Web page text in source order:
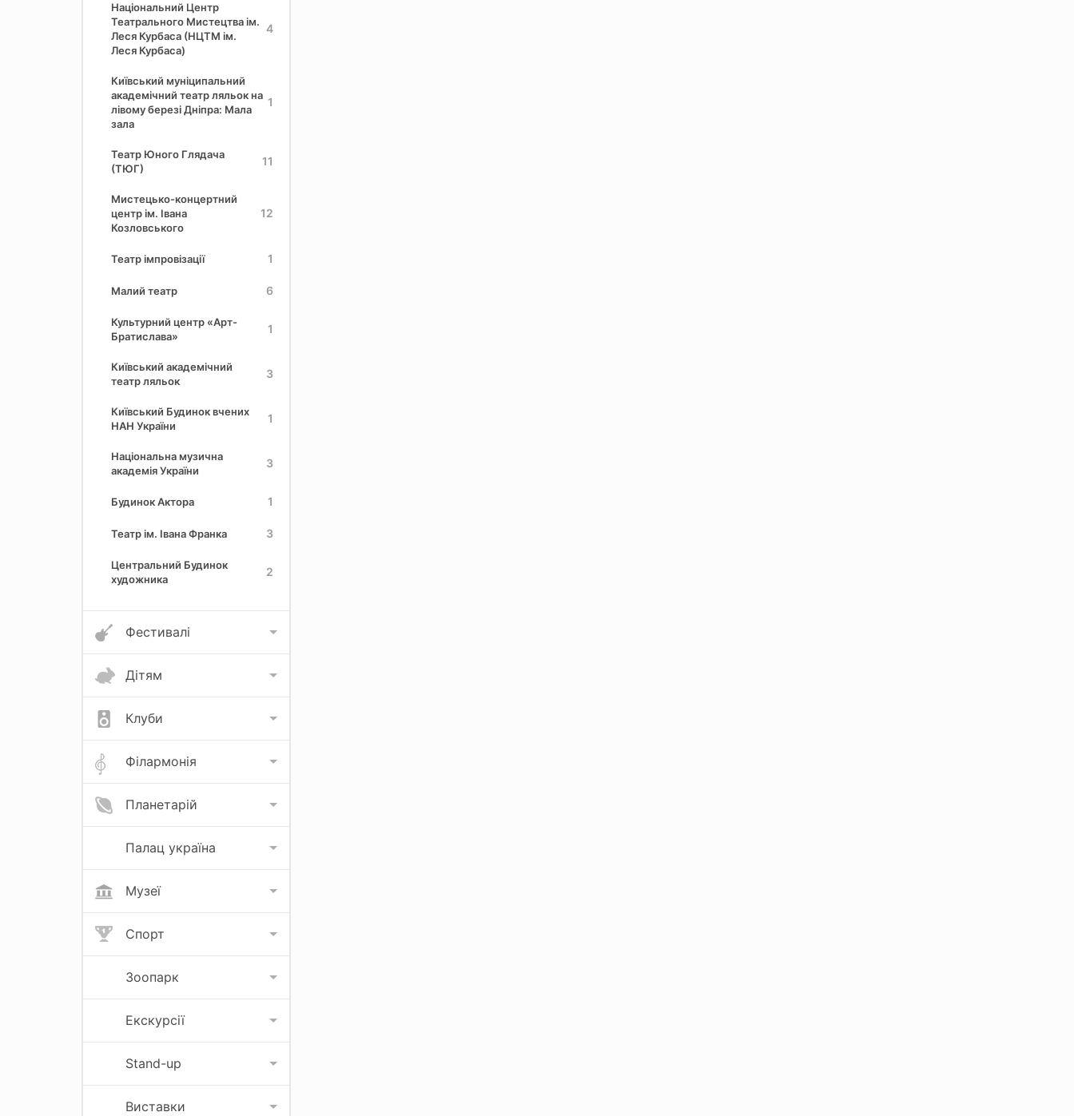
Національний Центр
Театрального Мистецтва ім.
Леся Курбаса (НЦТМ ім.
Леся Курбаса)
4
Київський муніципальний
академічний театр ляльок на
лівому березі Дніпра: Мала
зала
1
Театр Юного Глядача
(ТЮГ)
11
Мистецько-концертний
центр ім. Івана
Козловського
12
Театр імпровізації 1
Малий театр 6
Культурний центр «Арт-
Братислава»
1
Київський академічний
театр ляльок
3
Київський Будинок вчених
НАН України
1
Національна музична
академія України
3
Будинок Актора 1
Театр ім. Івана Франка 3
Центральний Будинок
художника
2
Фестивалі
Дітям
Клуби
Філармонія
Планетарій
Палац україна
Музеї
Спорт
Зоопарк
Екскурсії
Stand-up
Виставки